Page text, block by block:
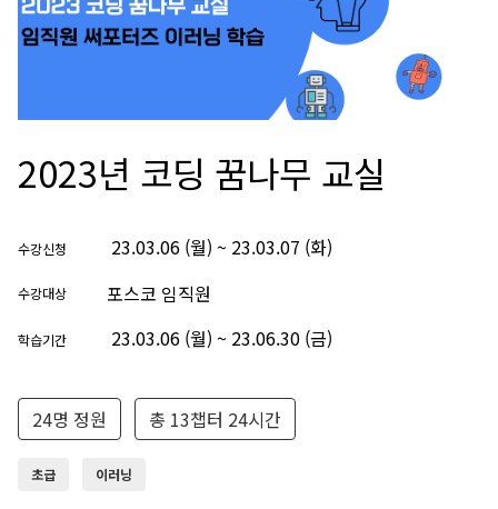
2023년 코딩 꿈나무 교실
수강신청 23.03.06 (월) ~ 23.03.07 (화)
수강대상 포스코 임직원
학습기간 23.03.06 (월) ~ 23.06.30 (금)
24명 정원 총 13챕터 24시간
초급 이러닝